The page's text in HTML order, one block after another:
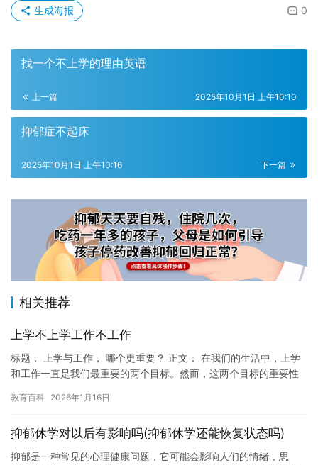
0
生成海报
找一个不上学的理由英语
上一篇 2025年10月1日 上午10:10
抑郁症不起床
下一篇
2025年10月1日 上午10:16
相关推荐
上学不上学工作不工作
标题： 上学与工作， 哪个更重要？ 正文： 在我们的生活中，上学
和工作一直是我们最重要的两个目标。然而，这两个目标的重要性
教育百科 2026年1月16日
抑郁休学对以后有影响吗(抑郁休学还能恢复状态吗)
抑郁是一种常见的心理健康问题，它可能会影响人们的情绪，思